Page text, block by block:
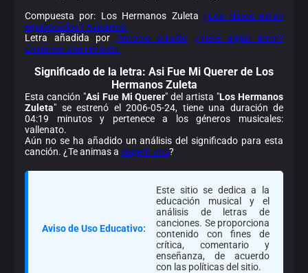
Compuesta por: Los Hermanos Zuleta¿Los datos están
equivocados? Avísanos.
Letra añadida por Antonio Giraldo
¿Viste algún error?
Envíanos una revisión.
Significado de la letra: Asi Fue Mi Querer de Los
Hermanos Zuleta
Esta canción "Asi Fue Mi Querer" del artista "Los Hermanos
Zuleta" se estrenó el 2006-05-24, tiene una duración de
04:19 minutos y pertenece a los géneros musicales:
vallenato.
Aún no se ha añadido un análisis del significado para esta
canción. ¿Te animas a sugerir uno?
Aviso de Uso Educativo:
Este sitio se dedica a la
educación musical y el
análisis de letras de
canciones. Se proporciona
contenido con fines de
crítica, comentario y
enseñanza, de acuerdo
con las políticas del sitio.